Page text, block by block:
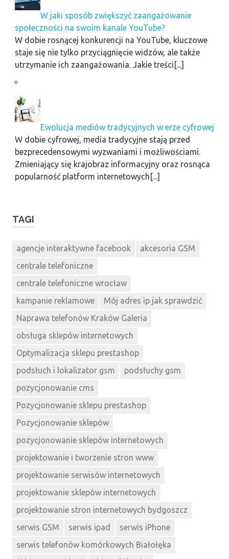
W jaki sposób zwiększyć zaangażowanie
społeczności na swoim kanale YouTube?
W dobie rosnącej konkurencji na YouTube, kluczowe
staje się nie tylko przyciągnięcie widzów, ale także
utrzymanie ich zaangażowania. Jakie treści[...]
Ewolucja mediów tradycyjnych w erze cyfrowej
W dobie cyfrowej, media tradycyjne stają przed
bezprecedensowymi wyzwaniami i możliwościami.
Zmieniający się krajobraz informacyjny oraz rosnąca
popularność platform internetowych[...]
TAGI
agencje interaktywne facebook
akcesoria GSM
centrale telefoniczne
centrale telefoniczne wrocław
kampanie reklamowe
Mój adres ip jak sprawdzić
Naprawa telefonów Kraków Galeria
obsługa sklepów internetowych
Optymalizacja sklepu prestashop
podsłuch i lokalizator gsm
podsłuchy gsm
pozycjonowanie cms
Pozycjonowanie sklepu prestashop
Pozycjonowanie sklepów
pozycjonowanie sklepów internetowych
projektowanie i tworzenie stron www
projektowanie serwisów internetowych
projektowanie sklepów internetowych
projektowanie stron internetowych bydgoszcz
serwis GSM
serwis ipad
serwis iPhone
serwis telefonów komórkowych Białołęka